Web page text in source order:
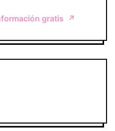
gratis ↗️